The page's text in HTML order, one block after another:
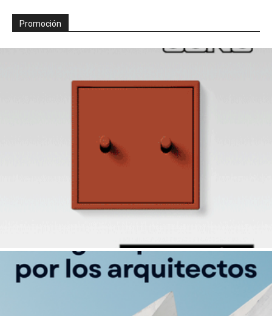
Promoción